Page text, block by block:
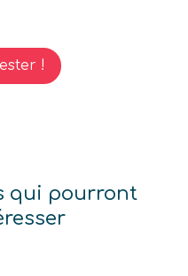
!
qui pourront